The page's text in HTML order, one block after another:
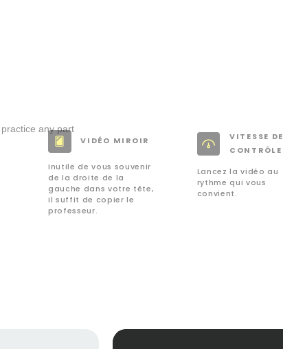
VIDÉO MIROIR
Inutile de vous souvenir
de la droite de la
gauche dans votre tête,
il suffit de copier le
professeur.
VITESSE DE
CONTRÔLE
Lancez la vidéo au
rythme qui vous
convient.